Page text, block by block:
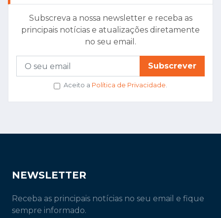
Subscreva a nossa newsletter e receba as
principais notícias e atualizações diretamente
no seu email.
Subscrever
Aceito a Política de Privacidade.
NEWSLETTER
Receba as principais notícias no seu email e fique
sempre informado.